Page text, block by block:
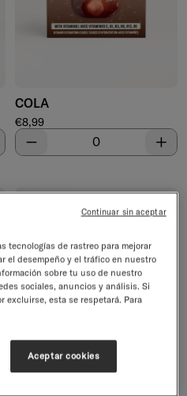
COLA
Precio de venta
€8,99
Disminuir
tecnologías de rastreo para mejorar
el desempeño y el tráfico en nuestro
sobre tu uso de nuestro
sociales, anuncios y análisis. Si
excluirse, esta se respetará. Para
Aceptar cookies
Continuar sin aceptar